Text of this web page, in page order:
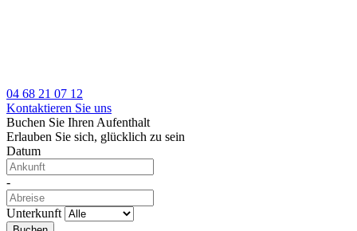
04 68 21 07 12
Kontaktieren Sie uns
Buchen Sie Ihren Aufenthalt
Erlauben Sie sich, glücklich zu sein
Datum
-
Unterkunft